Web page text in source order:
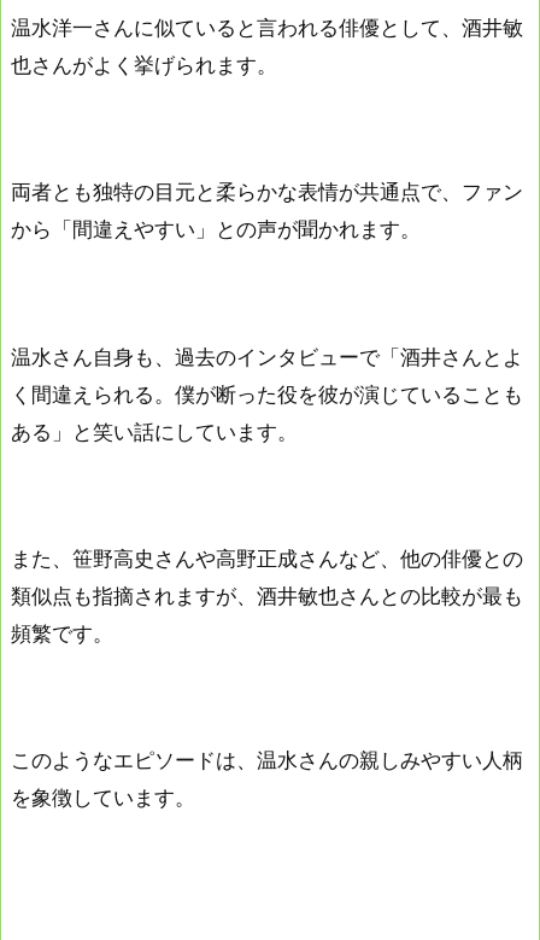
温水洋一さんに似ていると言われる俳優として、酒井敏
也さんがよく挙げられます。
両者とも独特の目元と柔らかな表情が共通点で、ファン
から「間違えやすい」との声が聞かれます。
温水さん自身も、過去のインタビューで「酒井さんとよ
く間違えられる。僕が断った役を彼が演じていることも
ある」と笑い話にしています。
また、笹野高史さんや高野正成さんなど、他の俳優との
類似点も指摘されますが、酒井敏也さんとの比較が最も
頻繁です。
このようなエピソードは、温水さんの親しみやすい人柄
を象徴しています。